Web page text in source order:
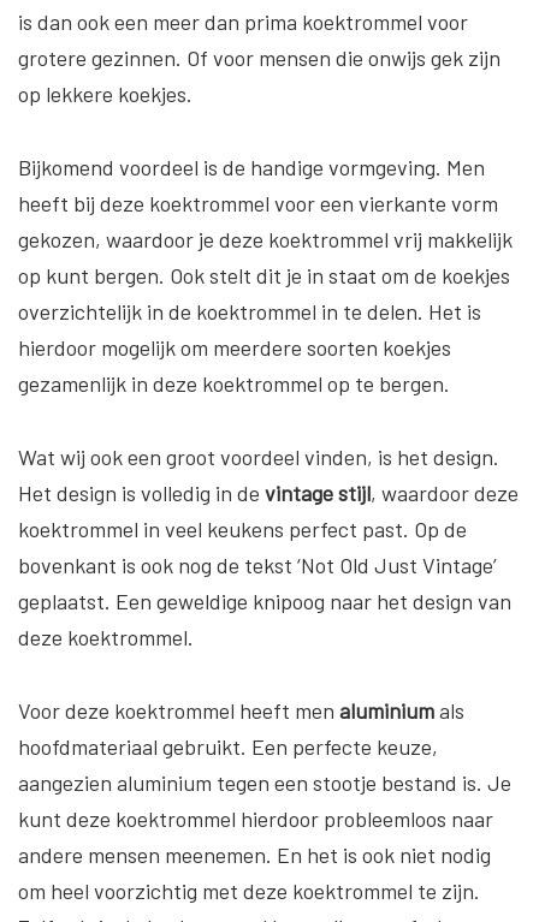
is dan ook een meer dan prima koektrommel voor
grotere gezinnen. Of voor mensen die onwijs gek zijn
op lekkere koekjes.
Bijkomend voordeel is de handige vormgeving. Men
heeft bij deze koektrommel voor een vierkante vorm
gekozen, waardoor je deze koektrommel vrij makkelijk
op kunt bergen. Ook stelt dit je in staat om de koekjes
overzichtelijk in de koektrommel in te delen. Het is
hierdoor mogelijk om meerdere soorten koekjes
gezamenlijk in deze koektrommel op te bergen.
Wat wij ook een groot voordeel vinden, is het design.
Het design is volledig in de vintage stijl, waardoor deze
koektrommel in veel keukens perfect past. Op de
bovenkant is ook nog de tekst ‘Not Old Just Vintage’
geplaatst. Een geweldige knipoog naar het design van
deze koektrommel.
Voor deze koektrommel heeft men aluminiumals
hoofdmateriaal gebruikt. Een perfecte keuze,
aangezien aluminium tegen een stootje bestand is. Je
kunt deze koektrommel hierdoor probleemloos naar
andere mensen meenemen. En het is ook niet nodig
om heel voorzichtig met deze koektrommel te zijn.